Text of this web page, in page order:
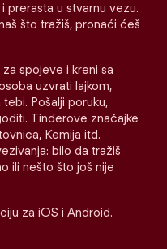
prerasta u stvarnu vezu.
što tražiš, pronaći ćeš
spojeve i kreni sa
uzvrati lajkom,
Pošalji poruku,
Tinderove značajke
Kemija itd.
bilo da tražiš
ili nešto što još nije
za iOS i Android.